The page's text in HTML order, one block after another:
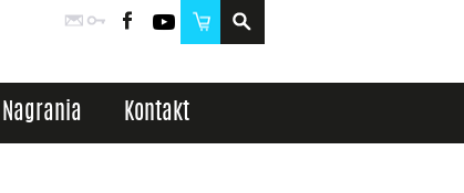
PocztaLogowanie
FacebookYouTube
Sklep
Nagrania Kontakt